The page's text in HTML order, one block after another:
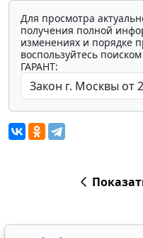
Для просмотра
получения полной
изменениях и порядке
воспользуйтесь
ГАРАНТ: